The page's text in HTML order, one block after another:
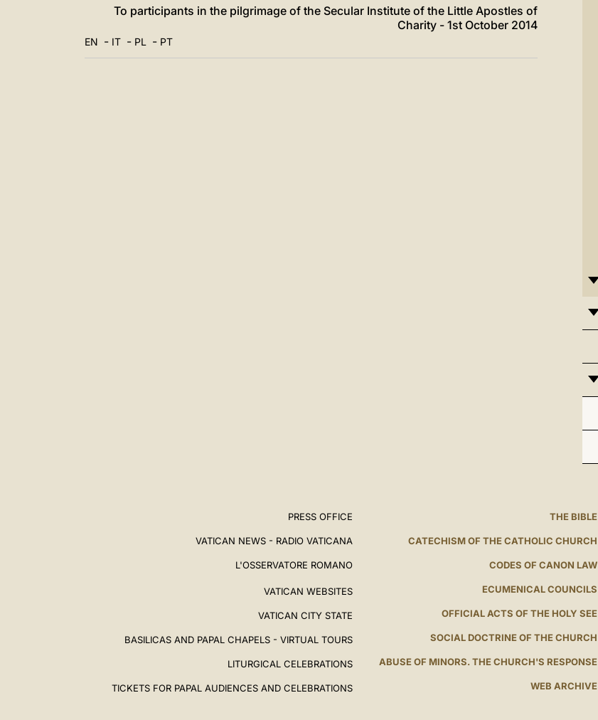
To participants in the pilgrimage of the Secular Institute of the Little Apostles of
Charity - 1st October 2014
EN - IT - PL - PT
THE BIBLE
CATECHISM OF THE CATHOLIC CHURCH
CODES OF CANON LAW
ECUMENICAL COUNCILS
OFFICIAL ACTS OF THE HOLY SEE
SOCIAL DOCTRINE OF THE CHURCH
ABUSE OF MINORS. THE CHURCH'S RESPONSE
WEB ARCHIVE
PRESS OFFICE
VATICAN NEWS - RADIO VATICANA
L'OSSERVATORE ROMANO
VATICAN WEBSITES
VATICAN CITY STATE
BASILICAS AND PAPAL CHAPELS - VIRTUAL TOURS
LITURGICAL CELEBRATIONS
TICKETS FOR PAPAL AUDIENCES AND CELEBRATIONS